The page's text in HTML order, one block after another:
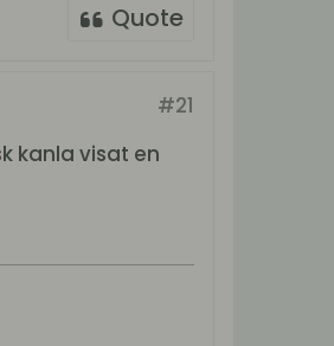
Quote
#21
kanla visat en